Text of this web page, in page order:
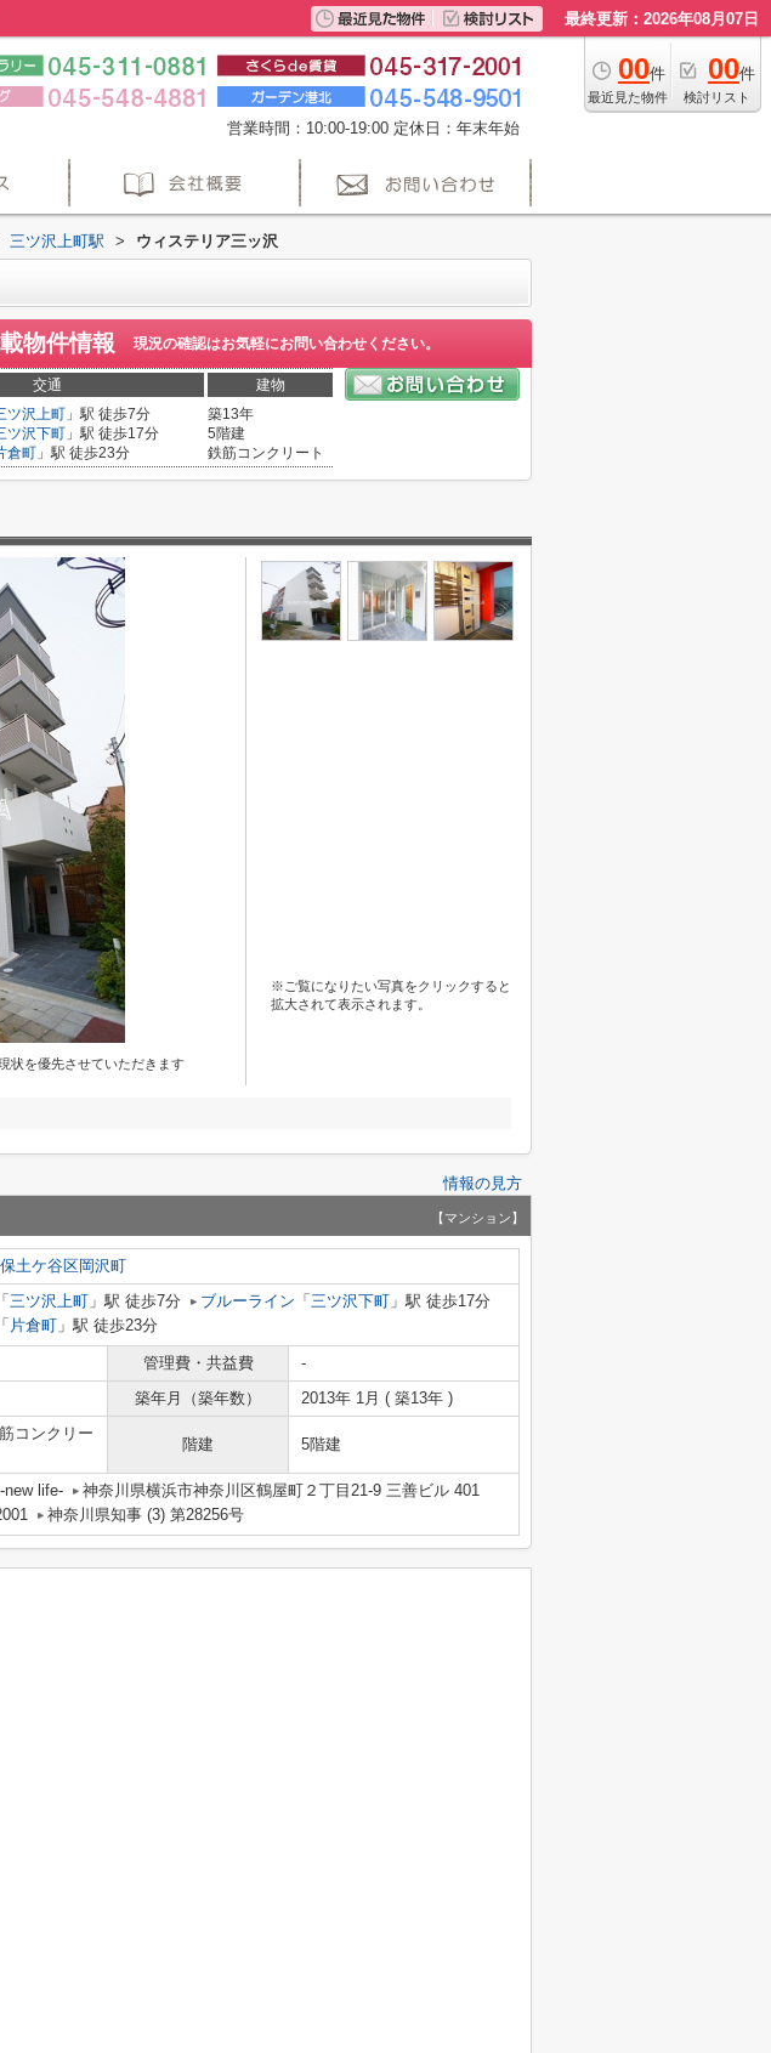
最終更新：2026年08月07日
00件
最近見た物件
00件
検討リスト
営業時間：10:00-19:00 定休日：年末年始
三ツ沢上町駅 > ウィステリア三ッ沢
物件情報 現況の確認はお気軽にお問い合わせください。
交通 建物
ツ沢上町 」駅 徒歩7分
ツ沢下町 」駅 徒歩17分
倉町 」駅 徒歩23分
築13年
5階建
鉄筋コンクリート
状を優先させていただきます
※ご覧になりたい写真をクリックすると
拡大されて表示されます。
情報の見方
【マンション】
土ケ谷区岡沢町
「 三ツ沢上町 」駅 徒歩7分 ブルーライン 「 三ツ沢下町 」駅 徒歩17分
「 片倉町 」駅 徒歩23分
管理費・共益費
-
築年月（築年数） 2013年 1月 ( 築13年 )
コンクリー
階建 5階建
new life-
神奈川県横浜市神奈川区鶴屋町２丁目21-9 三善ビル 401
神奈川県知事 (3) 第28256号